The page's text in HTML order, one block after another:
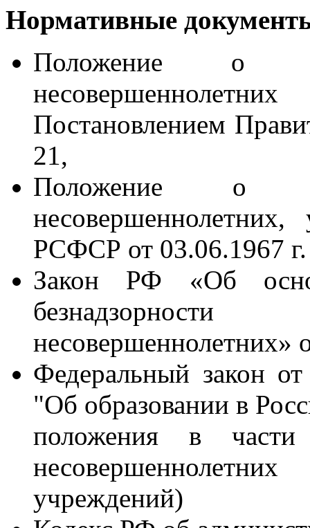
Нормативные
Положение о
Постановлением
21,
Положение о
РСФСР от 03.06.1967 г.
Закон РФ «Об
Федеральный закон
"Об образовании в
положения в
учреждений)